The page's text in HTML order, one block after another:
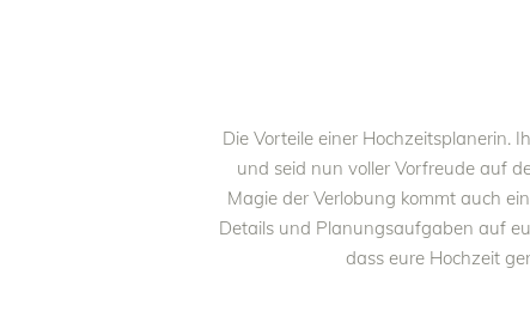
Die Vorteile einer Hochzeitsplanerin.
und seid nun voller Vorfreude auf
Magie der Verlobung kommt auch
Details und Planungsaufgaben auf
dass eure Hochzeit